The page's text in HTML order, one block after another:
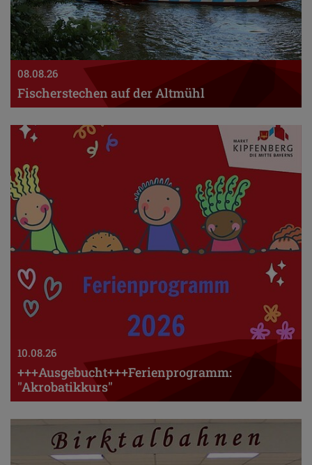
08.08.26
Fischerstechen auf der Altmühl
10.08.26
+++Ausgebucht+++Ferienprogramm:
"Akrobatikkurs"